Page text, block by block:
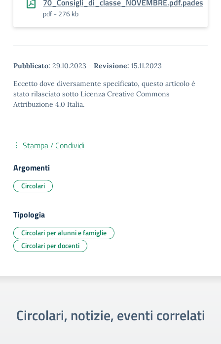
70_Consigli_di_classe_NOVEMBRE.pdf.pades
pdf - 276 kb
Pubblicato: 29.10.2023 - Revisione: 15.11.2023
Eccetto dove diversamente specificato, questo articolo è
stato rilasciato sotto Licenza Creative Commons
Attribuzione 4.0 Italia.
Stampa / Condividi
Argomenti
Circolari
Tipologia
Circolari per alunni e famiglie
Circolari per docenti
Circolari, notizie, eventi correlati